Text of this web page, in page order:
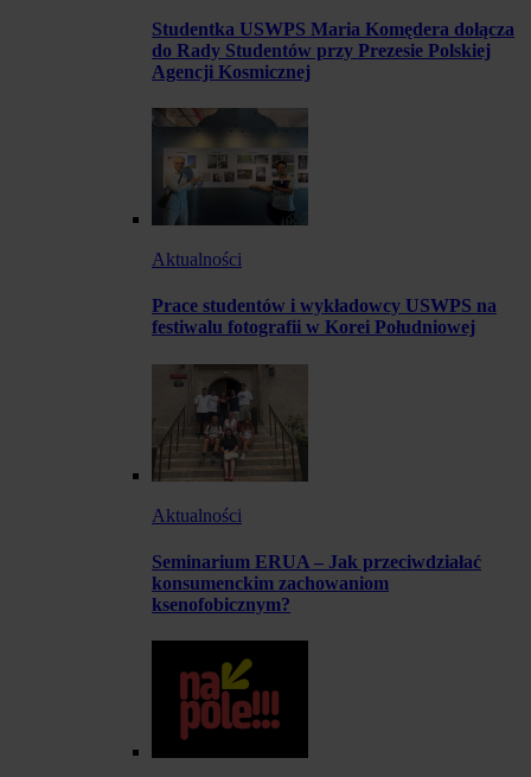
Studentka USWPS Maria Komędera dołącza
do Rady Studentów przy Prezesie Polskiej
Agencji Kosmicznej
Aktualności
Prace studentów i wykładowcy USWPS na
festiwalu fotografii w Korei Południowej
Aktualności
Seminarium ERUA – Jak przeciwdziałać
konsumenckim zachowaniom
ksenofobicznym?